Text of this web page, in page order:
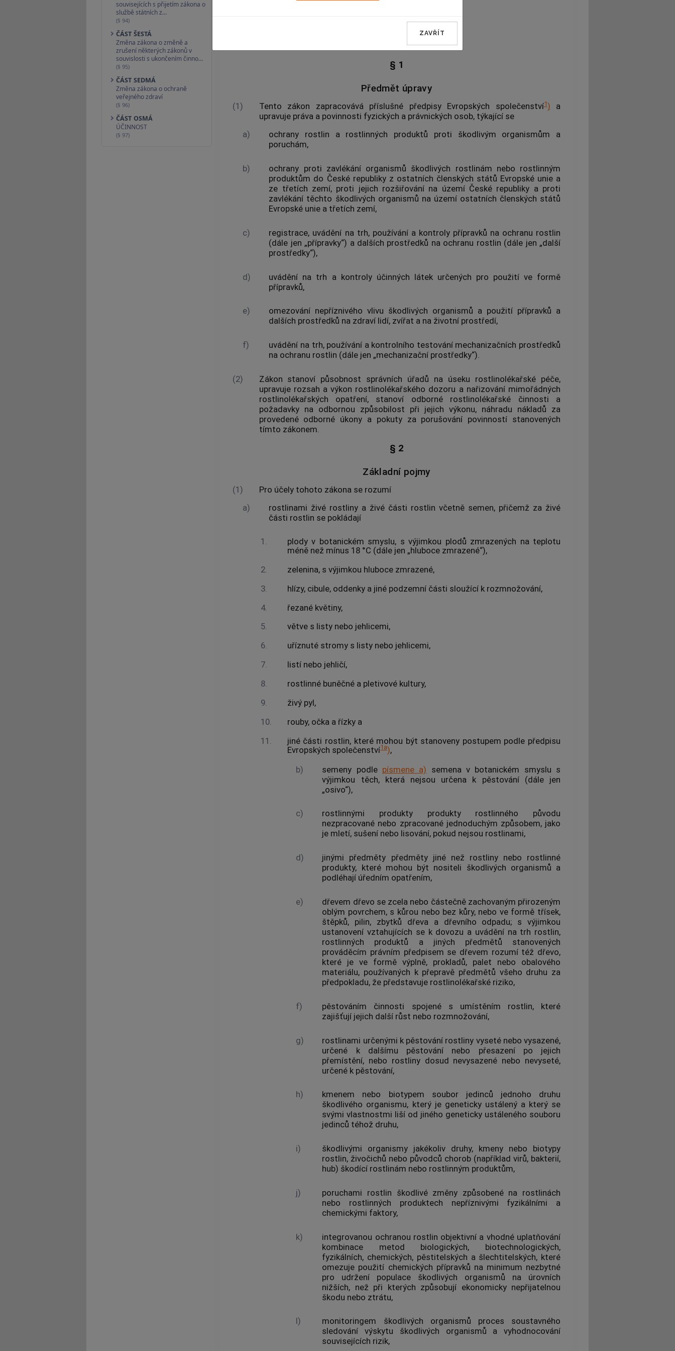
souvisejících s přijetím zákona o
službě státních z…
(§ 94)
ČÁST ŠESTÁ
Změna zákona o změně a
zrušení některých zákonů v
souvislosti s ukončením činno…
(§ 95)
ČÁST SEDMÁ
Změna zákona o ochraně
veřejného zdraví
(§ 96)
ČÁST OSMÁ
ÚČINNOST
(§ 97)
HLAVA I
ZÁKLADNÍ USTANOVENÍ
§ 1
Předmět úpravy
(1) Tento zákon zapracovává příslušné předpisy Evropských společenství1) a
upravuje práva a povinnosti fyzických a právnických osob, týkající se
a)
ochrany rostlin a rostlinných produktů proti škodlivým organismům a
poruchám,
b)
ochrany proti zavlékání organismů škodlivých rostlinám nebo rostlinným
produktům do České republiky z ostatních členských států Evropské unie a
ze třetích zemí, proti jejich rozšiřování na území České republiky a proti
zavlékání těchto škodlivých organismů na území ostatních členských států
Evropské unie a třetích zemí,
c)
registrace, uvádění na trh, používání a kontroly přípravků na ochranu rostlin
(dále jen „přípravky“) a dalších prostředků na ochranu rostlin (dále jen „další
prostředky“),
d)
uvádění na trh a kontroly účinných látek určených pro použití ve formě
přípravků,
e) omezování nepříznivého vlivu škodlivých organismů a použití přípravků a
dalších prostředků na zdraví lidí, zvířat a na životní prostředí,
f)
uvádění na trh, používání a kontrolního testování mechanizačních prostředků
na ochranu rostlin (dále jen „mechanizační prostředky“).
(2)
Zákon stanoví působnost správních úřadů na úseku rostlinolékařské péče,
upravuje rozsah a výkon rostlinolékařského dozoru a nařizování mimořádných
rostlinolékařských opatření, stanoví odborné rostlinolékařské činnosti a
požadavky na odbornou způsobilost při jejich výkonu, náhradu nákladů za
provedené odborné úkony a pokuty za porušování povinností stanovených
tímto zákonem.
§ 2
Základní pojmy
(1)
Pro účely tohoto zákona se rozumí
a)
rostlinami živé rostliny a živé části rostlin včetně semen, přičemž za živé
části rostlin se pokládají
1.
plody v botanickém smyslu, s výjimkou plodů zmrazených na teplotu
méně než mínus 18 °C (dále jen „hluboce zmrazené“),
2.
zelenina, s výjimkou hluboce zmrazené,
3.
hlízy, cibule, oddenky a jiné podzemní části sloužící k rozmnožování,
4.
řezané květiny,
5.
větve s listy nebo jehlicemi,
6.
uříznuté stromy s listy nebo jehlicemi,
7.
listí nebo jehličí,
8.
rostlinné buněčné a pletivové kultury,
9.
živý pyl,
10.
rouby, očka a řízky a
11.
jiné části rostlin, které mohou být stanoveny postupem podle předpisu
Evropských společenství1a),
b)
semeny podle písmene a) semena v botanickém smyslu s
výjimkou těch, která nejsou určena k pěstování(dále jen
„osivo“),
c) rostlinnými produkty produkty rostlinného původu
nezpracované nebo zpracované jednoduchým způsobem, jako
je mletí, sušení nebo lisování, pokud nejsou rostlinami,
d) jinými předměty předměty jiné než rostliny nebo rostlinné
produkty, které mohou být nositeli škodlivých organismů a
podléhají úředním opatřením,
e) dřevem dřevo se zcela nebo částečně zachovaným přirozeným
oblým povrchem, s kůrou nebo bez kůry, nebo ve formě třísek,
štěpků, pilin, zbytků dřeva a dřevního odpadu; s výjimkou
ustanovení vztahujících se k dovozu a uvádění na trh rostlin,
rostlinných produktů a jiných předmětů stanovených
prováděcím právním předpisem se dřevem rozumí též dřevo,
které je ve formě výplně, prokladů, palet nebo obalového
materiálu, používaných k přepravě předmětů všeho druhu za
předpokladu, že představuje rostlinolékařské riziko,
f) pěstováním činnosti spojené s umístěním rostlin, které
zajišťují jejich další růst nebo rozmnožování,
g) rostlinami určenými k pěstování rostliny vyseté nebo vysazené,
určené k dalšímu pěstování nebo přesazení po jejich
přemístění, nebo rostliny dosud nevysazené nebo nevyseté,
určené k pěstování,
h) kmenem nebo biotypem soubor jedinců jednoho druhu
škodlivého organismu, který je geneticky ustálený a který se
svými vlastnostmi liší od jiného geneticky ustáleného souboru
jedinců téhož druhu,
i) škodlivými organismy jakékoliv druhy, kmeny nebo biotypy
rostlin, živočichů nebo původců chorob (například virů, bakterií,
hub) škodící rostlinám nebo rostlinným produktům,
j) poruchami rostlin škodlivé změny způsobené na rostlinách
nebo rostlinných produktech nepříznivými fyzikálními a
chemickými faktory,
k) integrovanou ochranou rostlin objektivní a vhodné uplatňování
kombinace metod biologických, biotechnologických,
fyzikálních, chemických, pěstitelských a šlechtitelských, které
omezuje použití chemických přípravků na minimum nezbytné
pro udržení populace škodlivých organismů na úrovních
nižších, než při kterých způsobují ekonomicky nepřijatelnou
škodu nebo ztrátu,
l) monitoringem škodlivých organismů proces soustavného
sledování výskytu škodlivých organismů a vyhodnocování
souvisejících rizik,
ZAVŘÍT